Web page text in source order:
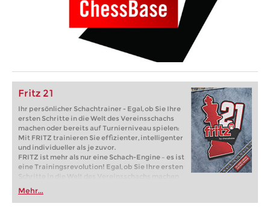
Fritz 21
Ihr persönlicher Schachtrainer - Egal, ob Sie Ihre
ersten Schritte in die Welt des Vereinsschachs
machen oder bereits auf Turnierniveau spielen:
Mit FRITZ trainieren Sie effizienter, intelligenter
und individueller als je zuvor.
FRITZ ist mehr als nur eine Schach-Engine – es ist
eine Trainingsrevolution! Egal, ob Sie Ihre ersten
Schritte in die Welt des Vereinsschachs machen
oder bereits auf Turnierniveau spielen: Mit
FRITZ trainieren Sie effizienter, intelligenter und
individueller als je zuvor.
Mehr...